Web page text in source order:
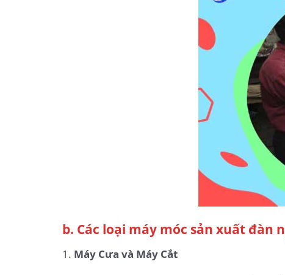
b. Các loại máy móc sản xuất đàn
1. Máy Cưa và Máy Cắt